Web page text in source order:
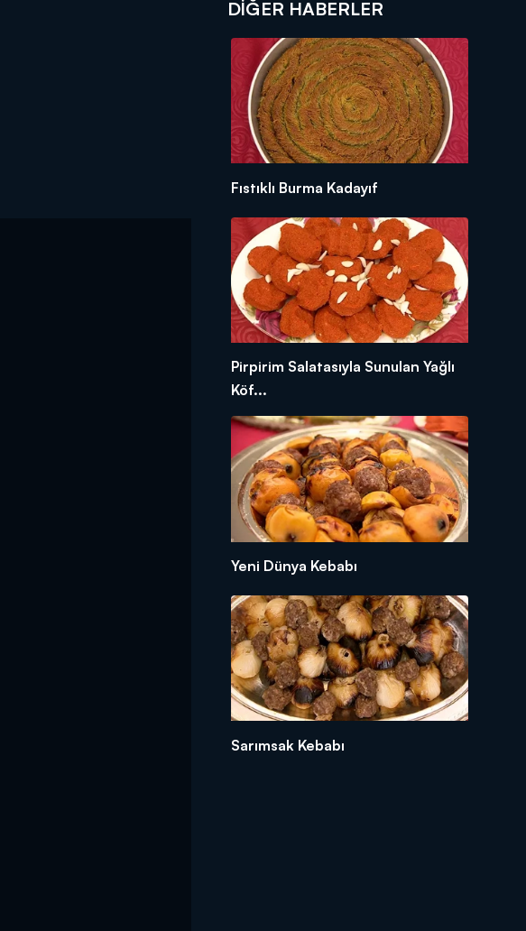
DIĞER HABERLER
Fıstıklı Burma Kadayıf
Pirpirim Salatasıyla Sunulan Yağlı
Köf...
Yeni Dünya Kebabı
Sarımsak Kebabı